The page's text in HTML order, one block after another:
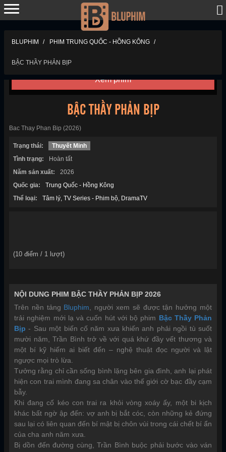
BLUPHIM PHIM TRUNG QUỐC - HỒNG KÔNG
BẬC THẦY PHẢN BỊP
Bac Thay Phan Bip (2026)
Trạng thái:
Thuyết Minh
Tình trạng:
Hoàn tất
Năm sản xuất:
2026
Quốc gia:
Thể loại:
Tâm lý TV Series - Phim bộ DramaTV
(10điểm / lượt)